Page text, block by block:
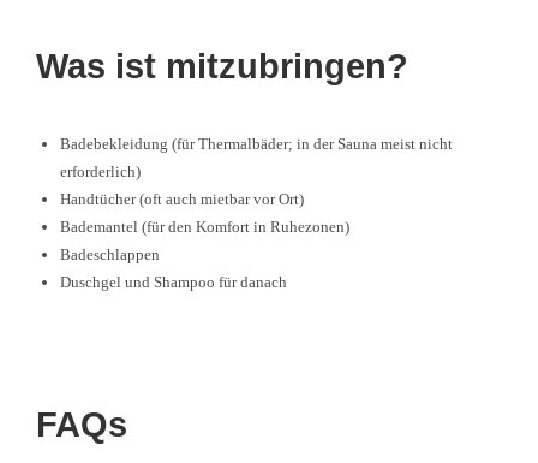
Was ist mitzubringen?
Badebekleidung (für Thermalbäder; in der Sauna meist nicht
erforderlich)
Handtücher (oft auch mietbar vor Ort)
Bademantel (für den Komfort in Ruhezonen)
Badeschlappen
Duschgel und Shampoo für danach
FAQs